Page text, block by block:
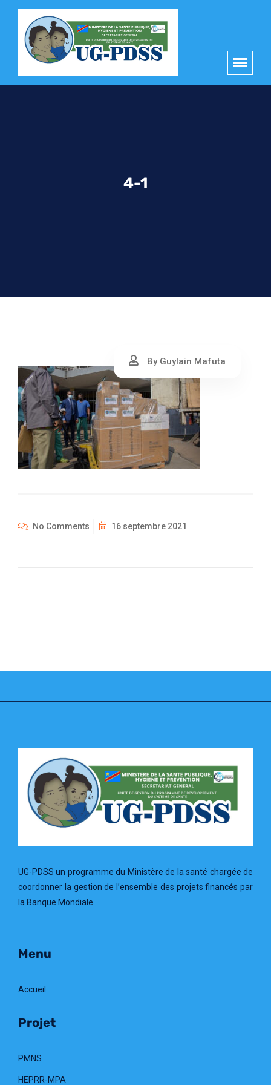
4-1
By Guylain Mafuta
No Comments 16 septembre 2021
UG-PDSS un programme du Ministère de la santé chargée de
coordonner la gestion de l’ensemble des projets financés par
la Banque Mondiale
Menu
Accueil
Projet
PMNS
HEPRR-MPA